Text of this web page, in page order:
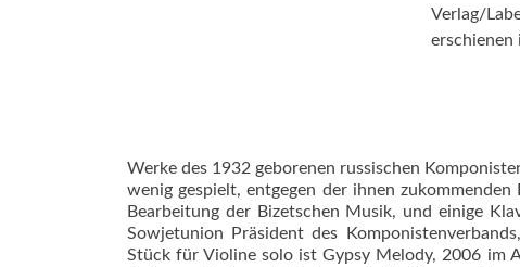
Verlag/
erschienen
Werke des 1932 geborenen russischen
wenig gespielt, entgegen der ihnen
Bearbeitung der Bizetschen Musik, und einige
Sowjetunion Präsident des
Stück für Violine solo ist Gypsy Melody, 2006 im